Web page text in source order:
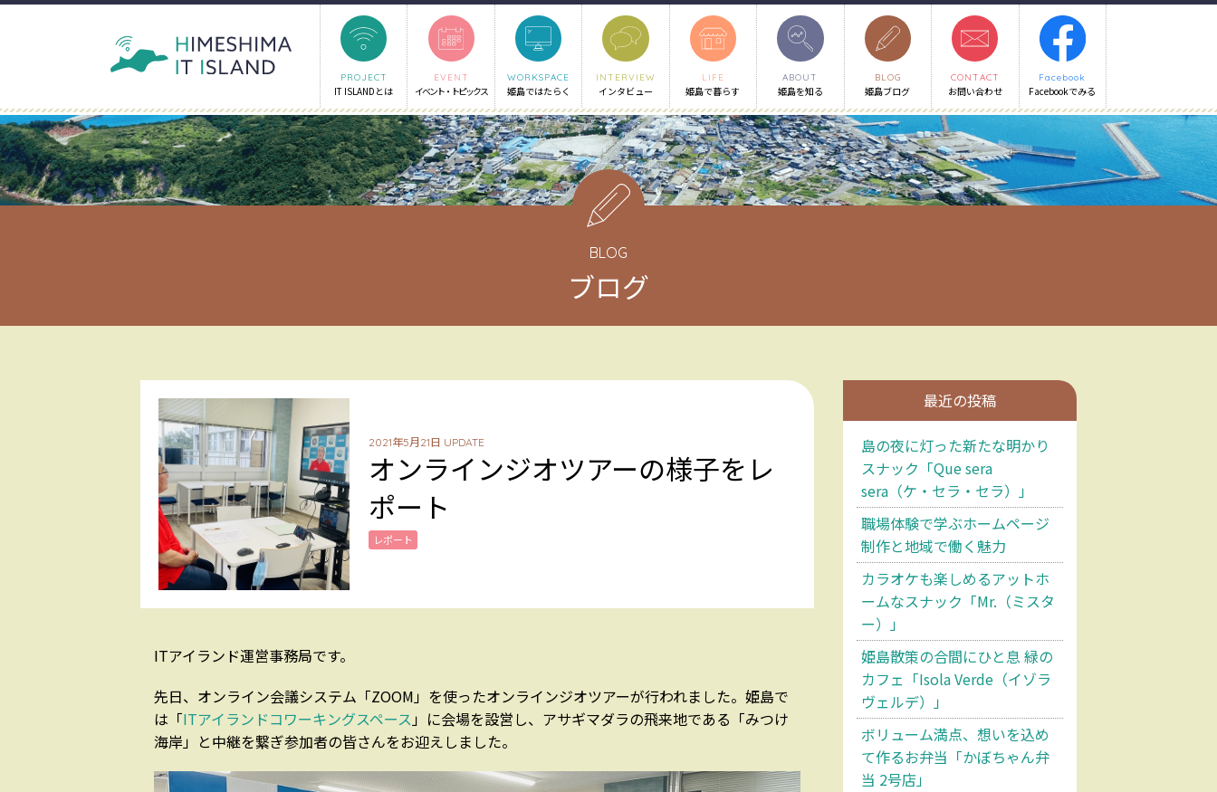
PROJECT
IT ISLANDとは
EVENT
イベント・トピックス
WORKSPACE
姫島ではたらく
INTERVIEW
インタビュー
LIFE
姫島で暮らす
ABOUT
姫島を知る
BLOG
姫島ブログ
CONTACT
お問い合わせ
Facebook
Facebookでみる
BLOG
ブログ
2021年5月21日 UPDATE
オンラインジオツアーの様子をレ
ポート
レポート
ITアイランド運営事務局です。
先日、オンライン会議システム「ZOOM」を使ったオンラインジオツアーが行われました。姫島で
は「ITアイランドコワーキングスペース 」に会場を設営し、アサギマダラの飛来地である「みつけ
海岸」と中継を繋ぎ参加者の皆さんをお迎えしました。
最近の投稿
島の夜に灯った新たな明かり
スナック「Que sera
sera（ケ・セラ・セラ）」
職場体験で学ぶホームページ
制作と地域で働く魅力
カラオケも楽しめるアットホ
ームなスナック「Mr.（ミスタ
ー）」
姫島散策の合間にひと息 緑の
カフェ「Isola Verde（イゾラ
ヴェルデ）」
ボリューム満点、想いを込め
て作るお弁当「かぼちゃん弁
当 2号店」